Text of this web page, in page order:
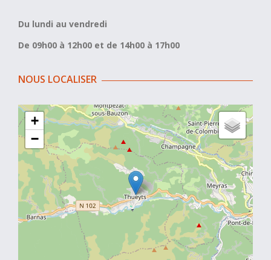
Du lundi au vendredi
De 09h00 à 12h00 et de 14h00 à 17h00
NOUS LOCALISER
+
−